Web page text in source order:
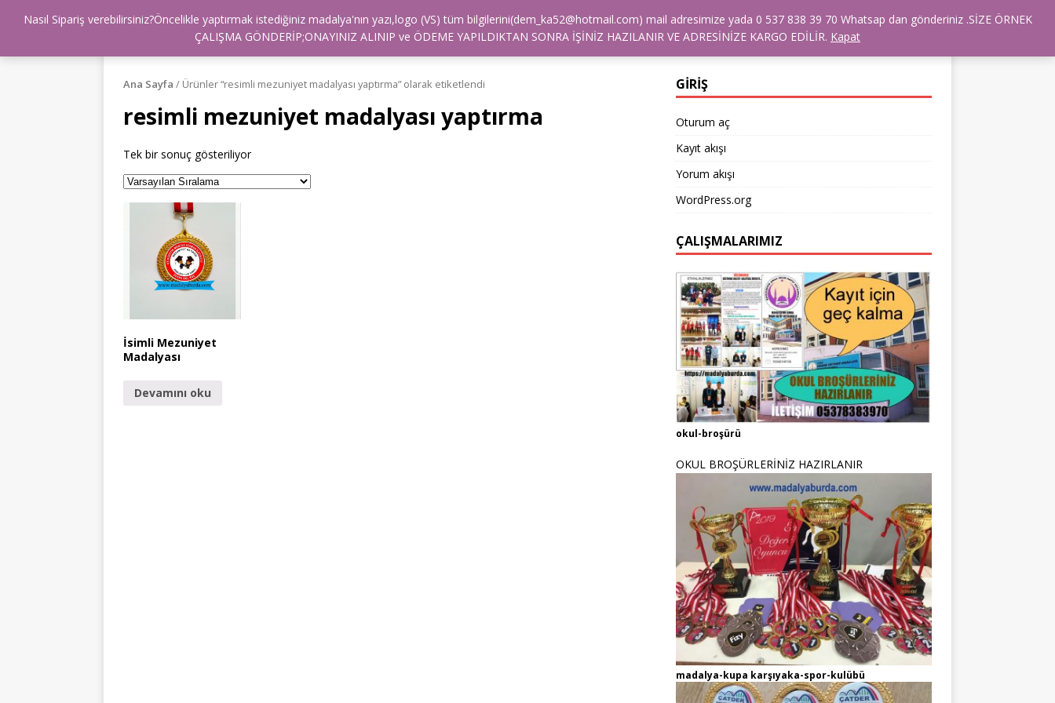
Nasıl Sipariş verebilirsiniz?Öncelikle yaptırmak istediğiniz madalya'nın yazı,logo (VS) tüm bilgilerini(dem_ka52@hotmail.com) mail adresimize yada 0 537 838 39 70 Whatsap dan gönderiniz .SİZE ÖRNEK
ÇALIŞMA GÖNDERİP;ONAYINIZ ALINIP ve ÖDEME YAPILDIKTAN SONRA İŞİNİZ HAZILANIR VE ADRESİNİZE KARGO EDİLİR. Kapat
FULLMARKETİM İLETİŞİM NASIL SIPARIŞ VEREBILIRIM? ÖDEME REFERANSLARIMIZ TÜM ÜRÜNLER
Ana Sayfa / Ürünler “resimli mezuniyet madalyası yaptırma” olarak etiketlendi
resimli mezuniyet madalyası yaptırma
Tek bir sonuç gösteriliyor
İsimli Mezuniyet
Madalyası
Devamını oku
GİRİŞ
Oturum aç
Kayıt akışı
Yorum akışı
WordPress.org
ÇALIŞMALARIMIZ
okul-broşürü
OKUL BROŞÜRLERİNİZ HAZIRLANIR
madalya-kupa karşıyaka-spor-kulübü